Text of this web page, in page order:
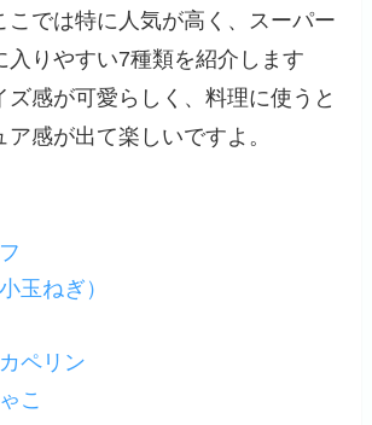
こでは特に人気が高く、スーパー
入りやすい7種類を紹介します
ズ感が可愛らしく、料理に使うと
感が出て楽しいですよ。
玉ねぎ）
ペリン
こ